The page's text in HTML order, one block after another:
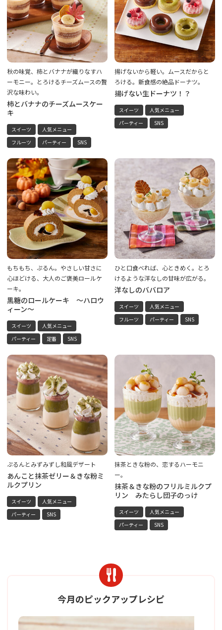
秋の味覚、柿とバナナが織りなすハ
ーモニー。とろけるチーズムースの贅
沢な味わい。
柿とバナナのチーズムースケー
キ
スイーツ
人気メニュー
フルーツ
パーティー SNS
揚げないから軽い。ムースだからと
ろける。新食感の絶品ドーナツ。
揚げない生ドーナツ！？
スイーツ
人気メニュー
パーティー
SNS
もちもち、ぷるん。やさしい甘さに
心ほどける、大人のご褒美ロールケ
ーキ。
黒糖のロールケーキ ～ハロウ
ィーン～
スイーツ
人気メニュー
パーティー
定番 SNS
ひと口食べれば、心ときめく。とろ
けるような洋なしの甘味が広がる。
洋なしのババロア
スイーツ
人気メニュー
フルーツ
パーティー SNS
ぷるんとみずみずし和風デザート
あんこと抹茶ゼリー＆きな粉ミ
ルクプリン
スイーツ
人気メニュー
パーティー
SNS
抹茶ときな粉の、恋するハーモニ
ー。
抹茶＆きな粉のフリルミルクプ
リン みたらし団子のっけ
スイーツ
人気メニュー
パーティー
SNS
今月のピックアップレシピ